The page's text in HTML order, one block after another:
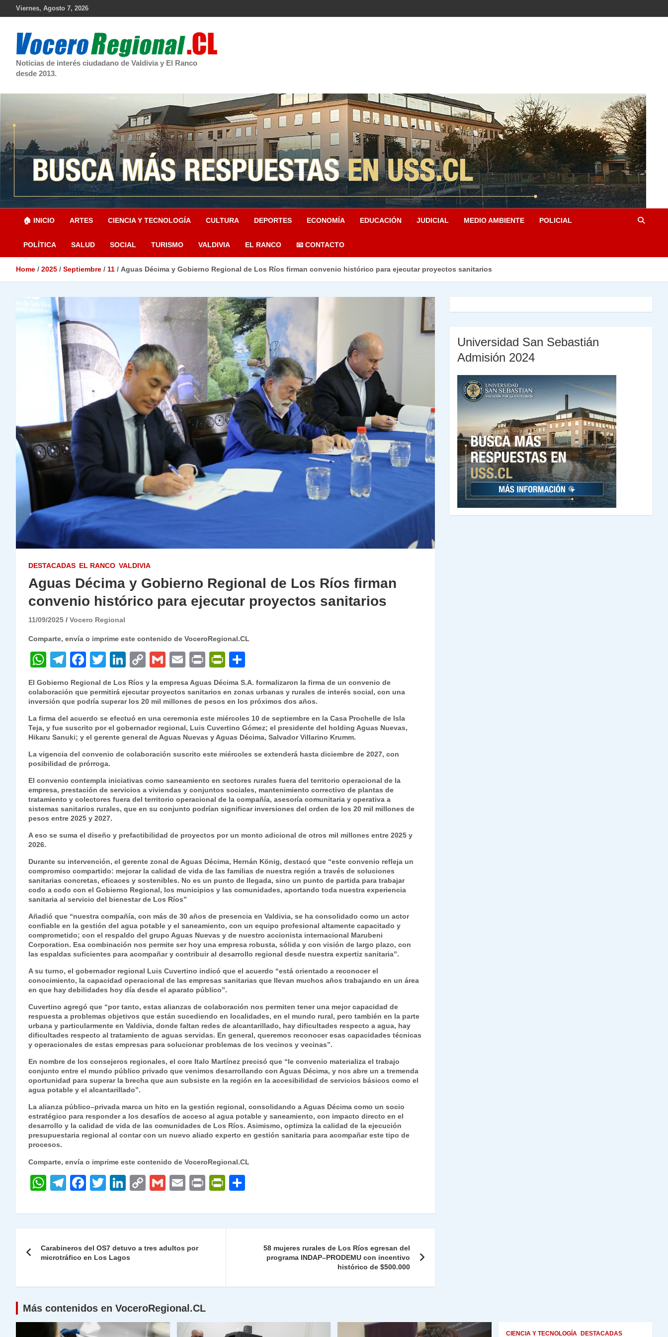
Viernes, Agosto 7, 2026
Noticias de interés ciudadano de Valdivia y El Ranco
desde 2013.
🏠 INICIO ARTES CIENCIA Y TECNOLOGÍA CULTURA DEPORTES ECONOMÍA EDUCACIÓN JUDICIAL MEDIO AMBIENTE POLICIAL
POLÍTICA SALUD SOCIAL TURISMO VALDIVIA EL RANCO 📧 CONTACTO
Home 2025 Septiembre 11 Aguas Décima y Gobierno Regional de Los Ríos firman convenio histórico para ejecutar proyectos sanitarios
DESTACADAS EL RANCO VALDIVIA
Aguas Décima y Gobierno Regional de Los Ríos firman
convenio histórico para ejecutar proyectos sanitarios
11/09/2025 Vocero Regional
Comparte, envía o imprime este contenido de VoceroRegional.CL
W
h
at
s
A
p
p
T
el
e
gr
a
m
F
c
e
b
o
o
k
T
w
itt
er
Li
n
k
e
dI
n
C
o
p
y
Li
n
k
G
ai
l
E
m
ai
l
P
ri
nt
P
ri
nt
Fr
ie
n
dl
o
m
p
ar
tir
El Gobierno Regional de Los Ríos y la empresa Aguas Décima S.A. formalizaron la firma de un convenio de
colaboración que permitirá ejecutar proyectos sanitarios en zonas urbanas y rurales de interés social, con una
inversión que podría superar los 20 mil millones de pesos en los próximos dos años.
La firma del acuerdo se efectuó en una ceremonia este miércoles 10 de septiembre en la Casa Prochelle de Isla
Teja, y fue suscrito por el gobernador regional, Luis Cuvertino Gómez; el presidente del holding Aguas Nuevas,
Hikaru Sanuki; y el gerente general de Aguas Nuevas y Aguas Décima, Salvador Villarino Krumm.
La vigencia del convenio de colaboración suscrito este miércoles se extenderá hasta diciembre de 2027, con
posibilidad de prórroga.
El convenio contempla iniciativas como saneamiento en sectores rurales fuera del territorio operacional de la
empresa, prestación de servicios a viviendas y conjuntos sociales, mantenimiento correctivo de plantas de
tratamiento y colectores fuera del territorio operacional de la compañía, asesoría comunitaria y operativa a
sistemas sanitarios rurales, que en su conjunto podrían significar inversiones del orden de los 20 mil millones de
pesos entre 2025 y 2027.
A eso se suma el diseño y prefactibilidad de proyectos por un monto adicional de otros mil millones entre 2025 y
2026.
Durante su intervención, el gerente zonal de Aguas Décima, Hernán König, destacó que “este convenio refleja un
compromiso compartido: mejorar la calidad de vida de las familias de nuestra región a través de soluciones
sanitarias concretas, eficaces y sostenibles. No es un punto de llegada, sino un punto de partida para trabajar
codo a codo con el Gobierno Regional, los municipios y las comunidades, aportando toda nuestra experiencia
sanitaria al servicio del bienestar de Los Ríos”
Añadió que “nuestra compañía, con más de 30 años de presencia en Valdivia, se ha consolidado como un actor
confiable en la gestión del agua potable y el saneamiento, con un equipo profesional altamente capacitado y
comprometido; con el respaldo del grupo Aguas Nuevas y de nuestro accionista internacional Marubeni
Corporation. Esa combinación nos permite ser hoy una empresa robusta, sólida y con visión de largo plazo, con
las espaldas suficientes para acompañar y contribuir al desarrollo regional desde nuestra expertiz sanitaria”.
A su turno, el gobernador regional Luis Cuvertino indicó que el acuerdo “está orientado a reconocer el
conocimiento, la capacidad operacional de las empresas sanitarias que llevan muchos años trabajando en un área
en que hay debilidades hoy día desde el aparato público”.
Cuvertino agregó que “por tanto, estas alianzas de colaboración nos permiten tener una mejor capacidad de
respuesta a problemas objetivos que están sucediendo en localidades, en el mundo rural, pero también en la parte
urbana y particularmente en Valdivia, donde faltan redes de alcantarillado, hay dificultades respecto a agua, hay
dificultades respecto al tratamiento de aguas servidas. En general, queremos reconocer esas capacidades técnicas
y operacionales de estas empresas para solucionar problemas de los vecinos y vecinas”.
En nombre de los consejeros regionales, el core Italo Martínez precisó que “le convenio materializa el trabajo
conjunto entre el mundo público privado que venimos desarrollando con Aguas Décima, y nos abre un a tremenda
oportunidad para superar la brecha que aun subsiste en la región en la accesibilidad de servicios básicos como el
agua potable y el alcantarillado”.
La alianza público–privada marca un hito en la gestión regional, consolidando a Aguas Décima como un socio
estratégico para responder a los desafíos de acceso al agua potable y saneamiento, con impacto directo en el
desarrollo y la calidad de vida de las comunidades de Los Ríos. Asimismo, optimiza la calidad de la ejecución
presupuestaria regional al contar con un nuevo aliado experto en gestión sanitaria para acompañar este tipo de
procesos.
Comparte, envía o imprime este contenido de VoceroRegional.CL
W
at
A
p
T
e
a
m
F
c
b
o
T
itt
Li
k
dI
n
C
p
Li
G
ai
E
ai
P
nt
P
nt m
de
Carabineros del OS7 detuvo a tres adultos por
microtráfico en Los Lagos
58 mujeres rurales de Los Ríos egresan del
programa INDAP–PRODEMU con incentivo
histórico de $500.000
Universidad San Sebastián
Admisión 2024
Más contenidos en VoceroRegional.CL
CIENCIA Y TECNOLOGÍA DESTACADAS